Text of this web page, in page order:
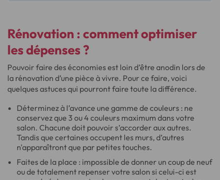
Rénovation : commentoptimiser
les dépenses ?
Pouvoir faire des économies est loin d’être anodin lors de
la rénovation d’une pièce à vivre. Pour ce faire, voici
quelques astuces qui pourront faire toute la différence.
Déterminez à l’avance une gamme de couleurs : ne
conservez que 3 ou 4 couleurs maximum dans votre
salon. Chacune doit pouvoir s’accorder aux autres.
Tandis que certaines occupent les murs, d’autres
n'apparaîtront que par petites touches.
Faites de la place : impossible de donner un coup de neuf
ou de totalement repenser votre salon si celui-ci est